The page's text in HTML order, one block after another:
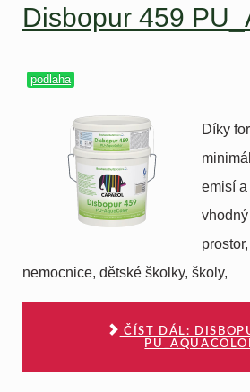
Disbopur 459
podlaha
Díky
emisí
nemocnice, dětské školky, školy,
ČÍST DÁL: